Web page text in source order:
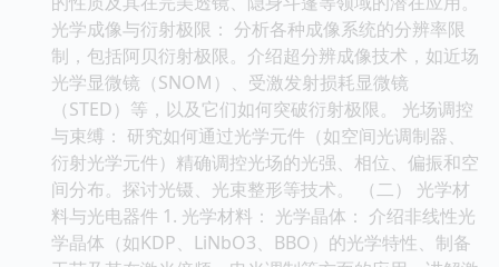
光学成像与衍射极限： 分析各种成像系统的分辨率限
制，包括阿贝衍射极限。介绍超分辨成像技术，如近场
光学显微镜（SNOM）、受激发射损耗显微镜
（STED）等，以及它们如何突破衍射极限。 光场调控
与束缚： 研究如何通过光学元件（如空间光调制器、
衍射光学元件）精确调控光场的光强、相位、偏振和空
间分布。探讨光镊、光束整形等技术。 （二） 光学材
料与光电器件 1. 光学材料： 光学晶体： 介绍非线性光
学晶体（如KDP、LiNbO3、BBO）的光学特性、制备